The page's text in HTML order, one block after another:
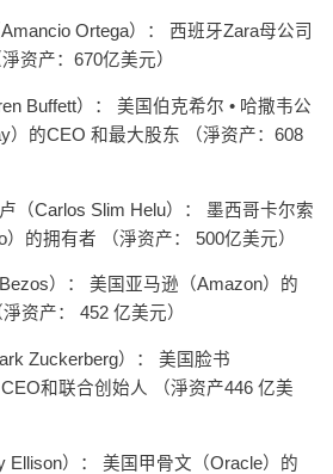
Ortega）： 西班牙Zara母公司
资产：670亿美元）
Buffett）： 美国伯克希尔 • 哈撒韦公
）的CEO 和最大股东 （淨资产：608
（Carlos Slim Helu）： 墨西哥卡尔索
的拥有者 （淨资产： 500亿美元）
）： 美国亚马逊（Amazon）的
资产： 452 亿美元）
Zuckerberg）： 美国脸书
和联合创始人 （淨资产446 亿美
Ellison）： 美国甲骨文（Oracle）的